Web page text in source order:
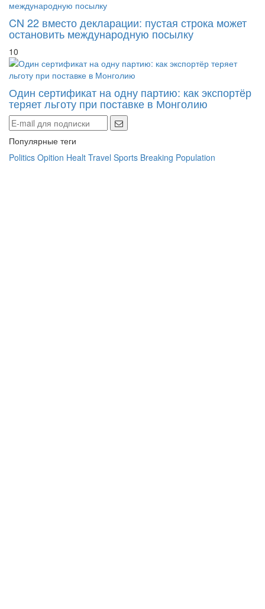
CN 22 вместо декларации: пустая строка может
остановить международную посылку
10
Один сертификат на одну партию: как экспортёр
теряет льготу при поставке в Монголию
Популярные теги
Politics Opition Healt Travel Sports Breaking Population